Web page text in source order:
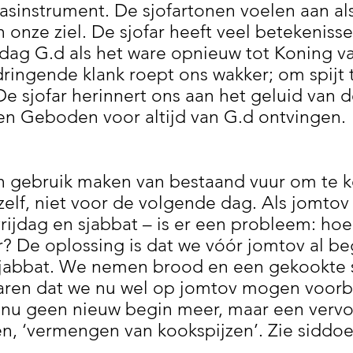
De sjofartonen voelen aan
onze ziel. De sjofar heeft veel
G.d als het ware opnieuw tot Koning
klank roept ons wakker; om spijt
sjofar herinnert ons aan het geluid van
Geboden voor altijd van G.d ontvingen.
maken van bestaand vuur om te
niet voor de volgende dag. Als
en sjabbat – is er een probleem:
De oplossing is dat we vóór jomtov al
We nemen brood en een gekookte
dat we nu wel op jomtov mogen
geen nieuw begin meer, maar een
‘vermengen van kookspijzen’. Zie